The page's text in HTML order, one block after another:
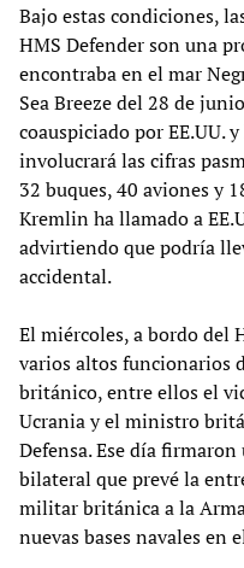
Bajo estas condiciones,
HMS Defender son una
encontraba en el mar
Sea Breeze del 28 de
coauspiciado por EE.UU.
involucrará las cifras
32 buques, 40 aviones y
Kremlin ha llamado a
advirtiendo que podría
accidental.
El miércoles, a bordo del
varios altos funcionarios
británico, entre ellos el
Ucrania y el ministro
Defensa. Ese día
bilateral que prevé la
militar británica a la
nuevas bases navales en